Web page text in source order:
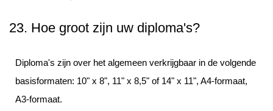
23. Hoe groot zijn uw diploma's?
Diploma's zijn over het algemeen verkrijgbaar in de volgende
basisformaten: 10" x 8", 11" x 8,5" of 14" x 11", A4-formaat,
A3-formaat.